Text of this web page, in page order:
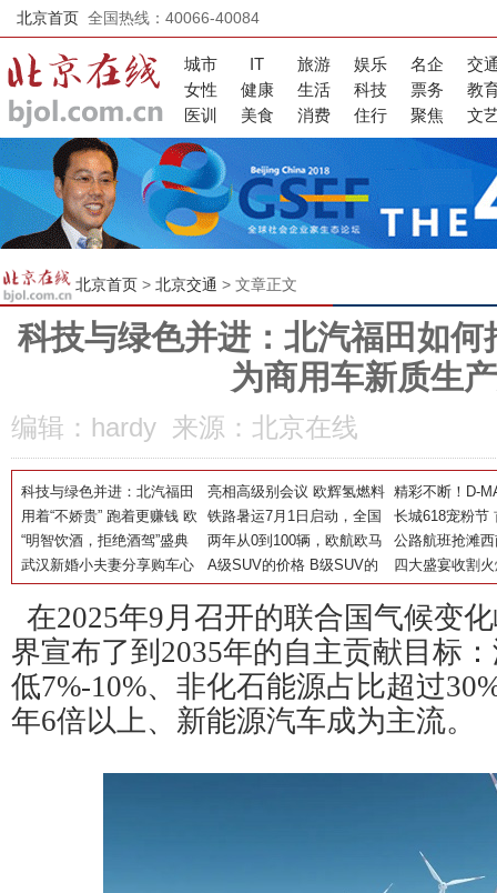
北京首页 全国热线：40066-40084
城市 IT 旅游 娱乐 名企
交
女性
健康 生活 科技 票务
教
医训
美食 消费 住行 聚焦 文
北京首页> 北京交通 > 文章正文
科技与绿色并进：北汽福田如何
为商用车新质生
编辑：hardy 来源：北京在线
科技与绿色并进：北汽福田
如何把 ‘双碳’目标转化为商
用车新质生产力
亮相高级别会议 欧辉氢燃料
客车出征2023百人会展现中
国“氢”能力
精彩不断！D-
光姐妹淘》开
活
用着“不娇贵” 跑着更赚钱 欧
曼国六载货车全系产品上市
铁路暑运7月1日启动，全国
铁路预计发送旅客7.5亿人
次
长城618宠粉节
黄圣依揭秘哈
“明智饮酒，拒绝酒驾”盛典
在沪举行
两年从0到100辆，欧航欧马
可助力美女老板决胜运赢路
公路航班抢滩
欧航R系列以科
行业高效升级
武汉新婚小夫妻分享购车心
得：BEIJING-X7
A级SUV的价格 B级SUV的
空间 BEIJING-X7车主：买
到就是赚到！
四大盛宴收割
直播成就“流量
在2025年9月召开的联合国气候变
界宣布了到2035年的自主贡献目标
低7%-10%、非化石能源占比超过
年6倍以上、新能源汽车成为主流。